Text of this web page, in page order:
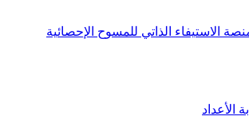
الاستيفاء الذاتي للمسوح الإحصائية
الأعداد